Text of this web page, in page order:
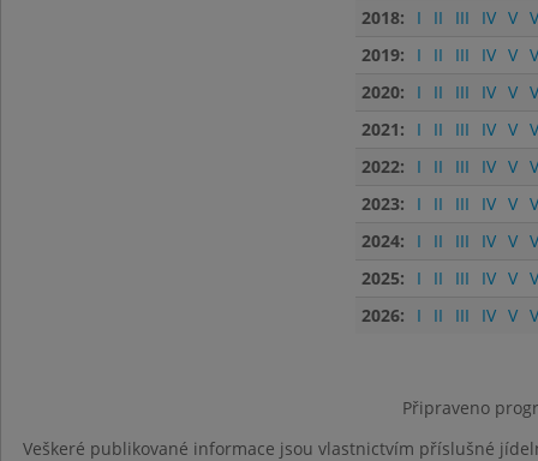
2018:
I II III IV V
2019:
I II III IV V
2020:
I II III IV V
2021:
I II III IV V
2022:
I II III IV V
2023:
I II III IV V
2024:
I II III IV V
2025:
I II III IV V
2026:
I II III IV V
Připraveno
Veškeré publikované informace jsou vlastnictvím příslušné